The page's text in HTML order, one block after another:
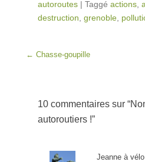
autoroutes | Taggé actions
destruction grenoble
Post navigation
← Chasse-goupille
10 commentaires sur “
autoroutiers !”
Jeanne à vélo